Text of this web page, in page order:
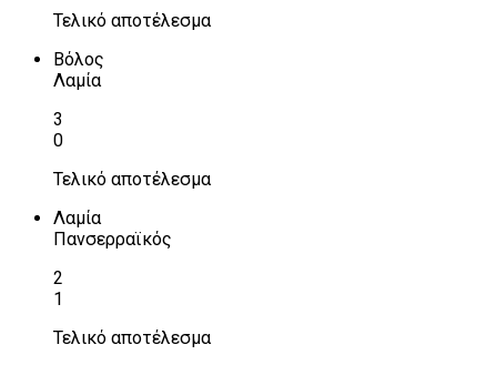
Τελικό αποτέλεσμα
Βόλος
Λαμία
3
0
Τελικό αποτέλεσμα
Λαμία
Πανσερραϊκός
2
1
Τελικό αποτέλεσμα